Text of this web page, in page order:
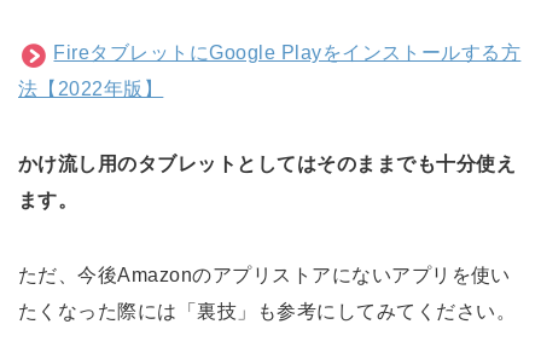
FireタブレットにGoogle Playをインストールする方
法【2022年版】
かけ流し用のタブレットとしてはそのままでも十分使え
ます。
ただ、今後Amazonのアプリストアにないアプリを使い
たくなった際には「裏技」も参考にしてみてください。